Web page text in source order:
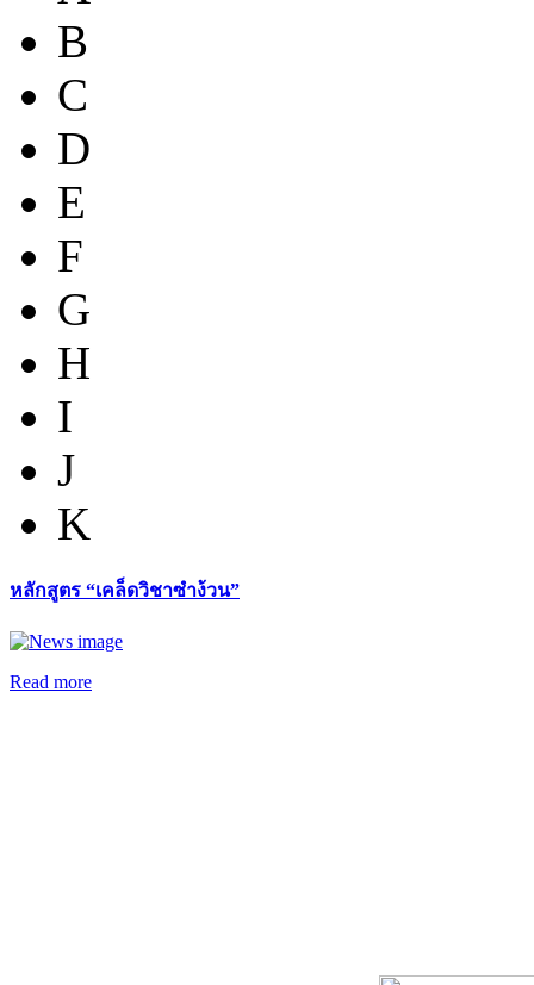
B
C
D
E
F
G
H
I
J
K
หลักสูตร “เคล็ดวิชาซำง้วน”
Read more